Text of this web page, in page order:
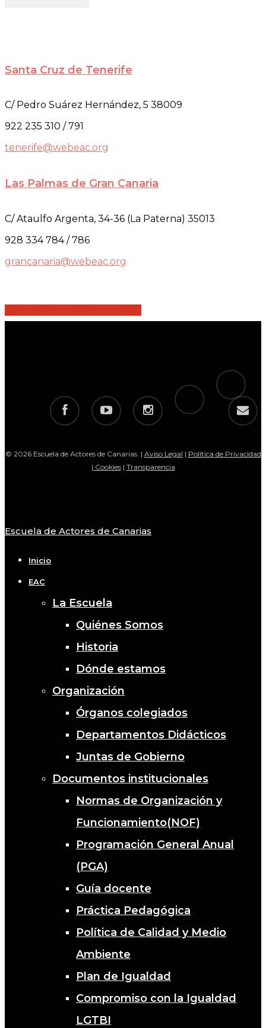
Santa Cruz de Tenerife
C/ Pedro Suárez Hernández, 5 38009
922 235 310 / 791
tenerife@webeac.org
Las Palmas de Gran Canaria
C/ Ataulfo Argenta, 34-36 (La Paterna) 35013
928 334 784 / 786
grancanaria@webeac.org
facebook youtube instagram
telegram
tiktok
email
© 2026 Escuela de Actores de Canarias. | Aviso Legal | Política de Privacidad
| Cookies| Transparencia
Close
Escuela de Actores de Canarias
Inicio
EAC
La Escuela
Quiénes Somos
Historia
Dónde estamos
Organización
Órganos colegiados
Departamentos Didácticos
Juntas de Gobierno
Documentos institucionales
Normas de Organización y
Funcionamiento(NOF)
Programación General Anual
(PGA)
Guía docente
Práctica Pedagógica
Política de Calidad y Medio
Ambiente
Plan de Igualdad
Compromiso con la Igualdad
LGTBI